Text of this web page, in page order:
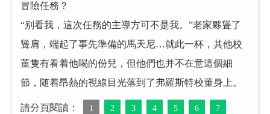
冒險任務？
“别看我，這次任務的主導方可不是我。”老家夥聳了
聳肩，端起了事先準備的馬天尼…就此一杯，其他校
董隻有看着他喝的份兒，但他們也并不在意這個細
節，随着昂熱的視線目光落到了弗羅斯特校董身上。
請分頁閱讀： 1 2 3 4 5 6 7